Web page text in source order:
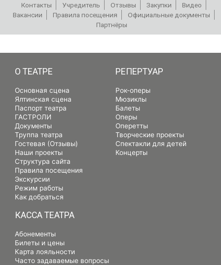
Контакты Учредитель Отзывы Закупки
Видео
Вакансии
Правила посещения
Официальные документы
Партнёры
О ТЕАТРЕ
Основная сцена
Ялтинская сцена
Паспорт театра
ГАСТРОЛИ
Документы
Труппа театра
Гостевая (Отзывы)
Наши проекты
Структура сайта
Правила посещения
Экскурсии
Режим работы
Как добраться
РЕПЕРТУАР
Рок-оперы
Мюзиклы
Балеты
Оперы
Оперетты
Творческие проекты
Спектакли для детей
Концерты
КАССА ТЕАТРА
Абонементы
Билеты и цены
Карта лояльности
Часто задаваемые вопросы